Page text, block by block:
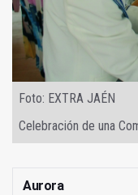
Foto: EXTRA JAÉN
Celebración de una
Aurora